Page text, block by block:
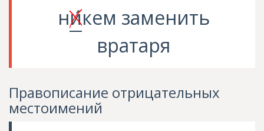
ни́кем заменить
вратаря
Правописание отрицательных
местоимений